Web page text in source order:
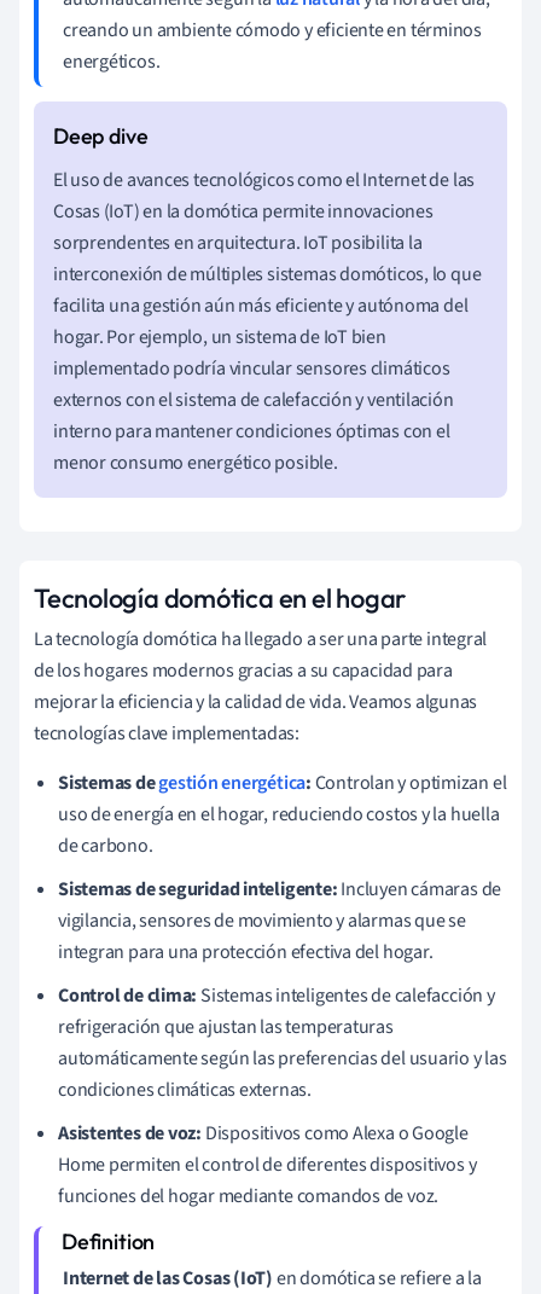
creando un ambiente cómodo y eficiente en términos
energéticos.
El uso de avances tecnológicos como el Internet de las
Cosas (IoT) en la domótica permite innovaciones
sorprendentes en arquitectura. IoT posibilita la
interconexión de múltiples sistemas domóticos, lo que
facilita una gestión aún más eficiente y autónoma del
hogar. Por ejemplo, un sistema de IoT bien
implementado podría vincular sensores climáticos
externos con el sistema de calefacción y ventilación
interno para mantener condiciones óptimas con el
menor consumo energético posible.
Tecnología domótica en el hogar
La tecnología domótica ha llegado a ser una parte integral
de los hogares modernos gracias a su capacidad para
mejorar la eficiencia y la calidad de vida. Veamos algunas
tecnologías clave implementadas:
Sistemas degestión energética:Controlan y optimizan el
uso de energía en el hogar, reduciendo costos y la huella
de carbono.
Sistemas de seguridad inteligente:Incluyen cámaras de
vigilancia, sensores de movimiento y alarmas que se
integran para una protección efectiva del hogar.
Control de clima: Sistemas inteligentes de calefacción y
refrigeración que ajustan las temperaturas
automáticamente según las preferencias del usuario y las
condiciones climáticas externas.
Asistentes de voz: Dispositivos como Alexa o Google
Home permiten el control de diferentes dispositivos y
funciones del hogar mediante comandos de voz.
Internet de las Cosas (IoT)en domótica se refiere a la